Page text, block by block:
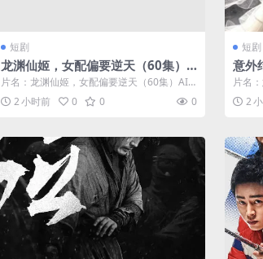
短剧
龙渊仙姬，女配偏要逆天（60集）A
I短剧 (2026)
片名：龙渊仙姬，女配偏要逆天（60集）AI
短剧 (2026) 分类：短剧 年份：...
2 小时前 0 0 0
短剧
意外
剧
片名
2